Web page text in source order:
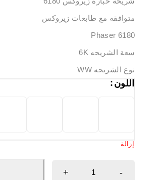
متوافقه مع طابعات زيروكس
Phaser 6180
سعة الشريحه 6K
نوع الشريحه WW
اللون
إزالة